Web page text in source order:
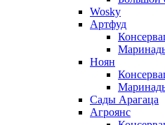
Wosky
Артфуд
Ноян
Сады Арагаца
Агроянс